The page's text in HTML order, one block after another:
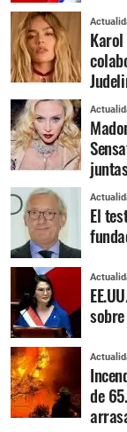
El
de